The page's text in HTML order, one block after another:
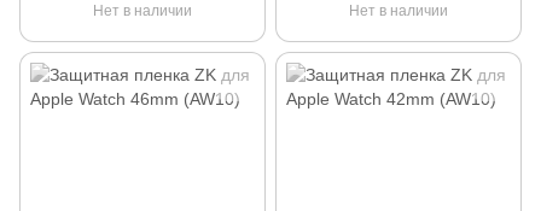
Нет в наличии Нет в наличии